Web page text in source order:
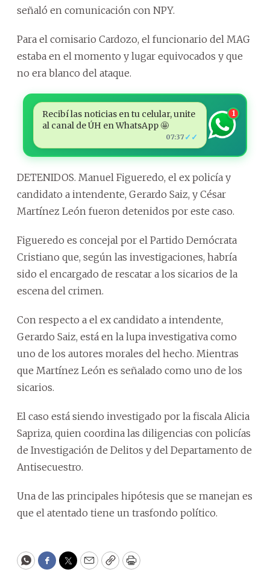
señaló en comunicación con NPY.
Para el comisario Cardozo, el funcionario del MAG
estaba en el momento y lugar equivocados y que
no era blanco del ataque.
Recibí las noticias en tu celular, unite
al canal de ÚH en WhatsApp 🤩
07:37 ✓✓
1
DETENIDOS. Manuel Figueredo, el ex policía y
candidato a intendente, Gerardo Saiz, y César
Martínez León fueron detenidos por este caso.
Figueredo es concejal por el Partido Demócrata
Cristiano que, según las investigaciones, habría
sido el encargado de rescatar a los sicarios de la
escena del crimen.
Con respecto a el ex candidato a intendente,
Gerardo Saiz, está en la lupa investigativa como
uno de los autores morales del hecho. Mientras
que Martínez León es señalado como uno de los
sicarios.
El caso está siendo investigado por la fiscala Alicia
Sapriza, quien coordina las diligencias con policías
de Investigación de Delitos y del Departamento de
Antisecuestro.
Una de las principales hipótesis que se manejan es
que el atentado tiene un trasfondo político.
WhatsApp
Facebook
Twitter
EmailCopyPrint